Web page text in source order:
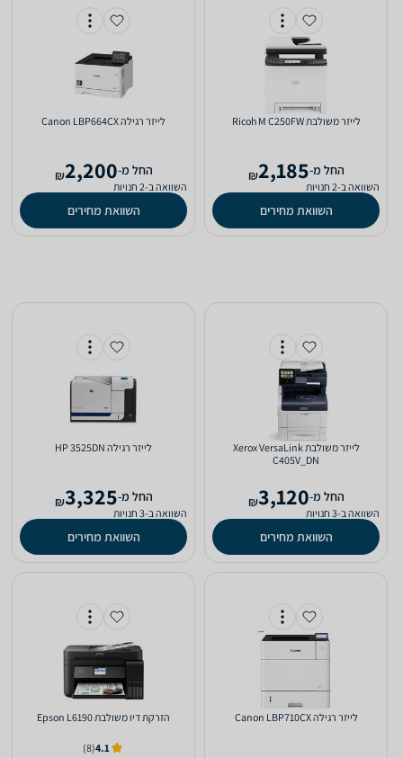
‏לייזר ‏משולבת Ricoh M C250FW
‫החל מ-2,185
₪
השוואה ב-2 חנויות
השוואת מחירים
‏לייזר ‏רגילה Canon LBP664CX
‫החל מ-2,200
₪
השוואה ב-2 חנויות
השוואת מחירים
‏לייזר ‏משולבת Xerox VersaLink
C405V_DN
‫החל מ-3,120
₪
השוואה ב-3 חנויות
השוואת מחירים
‏לייזר ‏רגילה HP 3525DN
‫החל מ-3,325
₪
השוואה ב-3 חנויות
השוואת מחירים
‏לייזר ‏רגילה Canon LBP710CX ‏הזרקת דיו ‏משולבת Epson L6190
4.1
(8)